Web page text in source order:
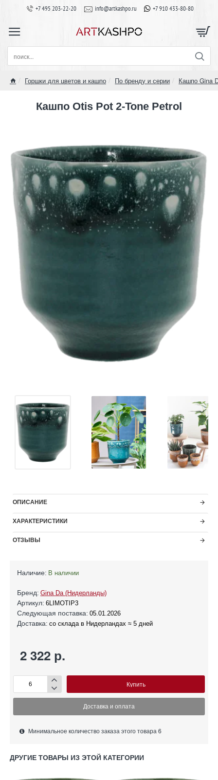
+7 495 203-22-20 info@artkashpo.ru +7 910 433-80-80
поиск...
Горшки для цветов и кашпо По бренду и серии Кашпо Gina
Кашпо Otis Pot 2-Tone Petrol
ОПИСАНИЕ
ХАРАКТЕРИСТИКИ
ОТЗЫВЫ
Наличие: В наличии
Бренд: Gina Da (Нидерланды)
Артикул: 6LIMOTIP3
Следующая поставка: 05.01.2026
Доставка: со склада в Нидерландах ≈ 5 дней
2 322 р.
Купить
Доставка и оплата
Минимальное количество заказа этого товара 6
ДРУГИЕ ТОВАРЫ ИЗ ЭТОЙ КАТЕГОРИИ